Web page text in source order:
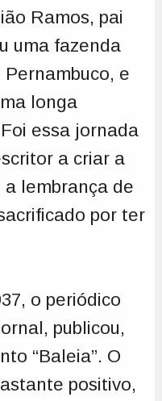
Ramos, pai
uma fazenda
e
longa
essa jornada
a criar a
lembrança de
por ter
o periódico
publicou,
“Baleia”. O
positivo,